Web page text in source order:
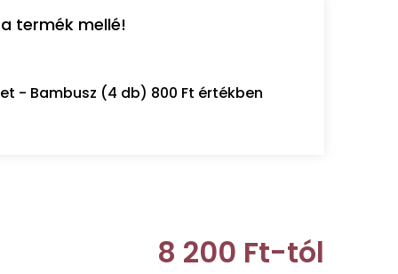
termék mellé!
- Bambusz (4 db) 800 Ft értékben
8 200 Ft-tól